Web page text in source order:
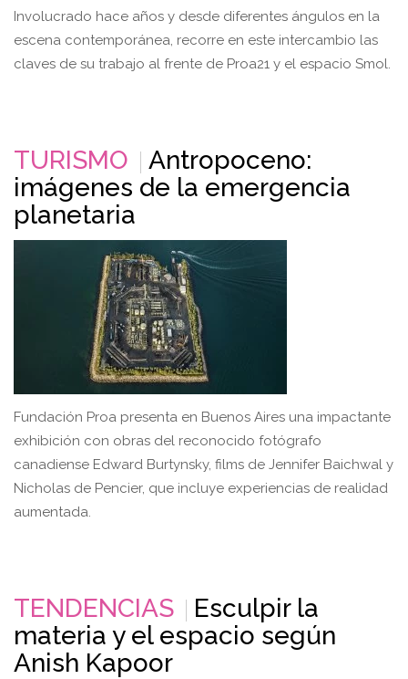
Involucrado hace años y desde diferentes ángulos en la
escena contemporánea, recorre en este intercambio las
claves de su trabajo al frente de Proa21 y el espacio Smol.
TURISMO
Antropoceno:
imágenes de la emergencia
planetaria
Fundación Proa presenta en Buenos Aires una impactante
exhibición con obras del reconocido fotógrafo
canadiense Edward Burtynsky, films de Jennifer Baichwal y
Nicholas de Pencier, que incluye experiencias de realidad
aumentada.
TENDENCIAS
Esculpir la
materia y el espacio según
Anish Kapoor